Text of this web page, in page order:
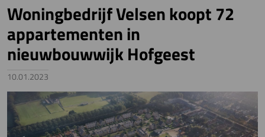
Woningbedrijf Velsen koopt 72
appartementen in
nieuwbouwwijk Hofgeest
10.01.2023
Image